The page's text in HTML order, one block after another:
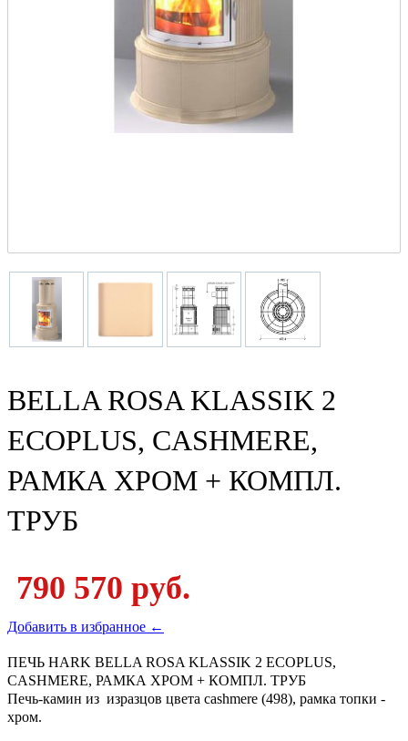
BELLA ROSA KLASSIK 2
ECOPLUS, CASHMERE,
РАМКА ХРОМ + КОМПЛ.
ТРУБ
790 570 руб.
Добавить в избранное ←
ПЕЧЬ HARK BELLA ROSA KLASSIK 2 ECOPLUS,
CASHMERE, РАМКА ХРОМ + КОМПЛ. ТРУБ
Печь-камин из изразцов цвета cashmere (498), рамка топки -
хром.